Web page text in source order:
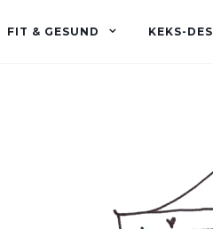
FIT & GESUND KEKS-